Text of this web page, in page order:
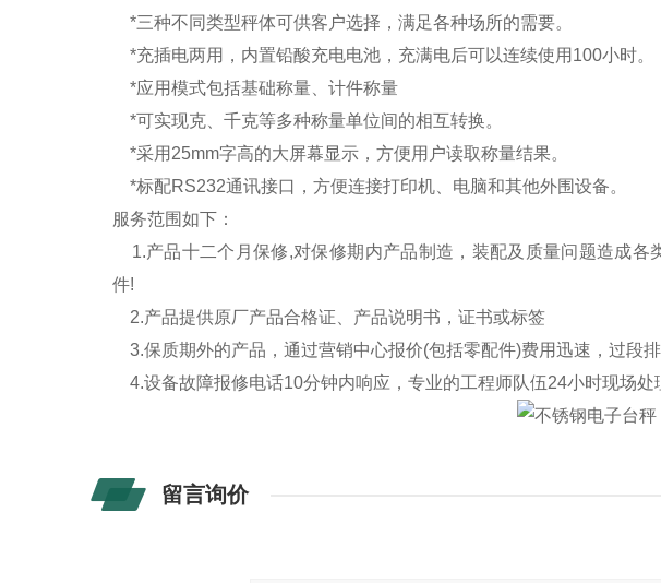
*三种不同类型秤体可供客户选择，满足各种场所的需要。
*充插电两用，内置铅酸充电电池，充满电后可以连续使用100小时。
*应用模式包括基础称量、计件称量
*可实现克、千克等多种称量单位间的相互转换。
*采用25mm字高的大屏幕显示，方便用户读取称量结果。
*标配RS232通讯接口，方便连接打印机、电脑和其他外围设备。
服务范围如下：
1.产品十二个月保修,对保修期内产品制造，装配及质量问题造成各
件!
2.产品提供原厂产品合格证、产品说明书，证书或标签
3.保质期外的产品，通过营销中心报价(包括零配件)费用迅速，过段
4.设备故障报修电话10分钟内响应，专业的工程师队伍24小时现场处
留言询价